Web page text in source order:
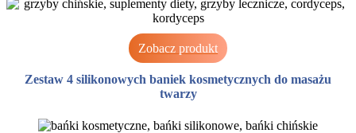
Zobacz produkt
Zestaw 4 silikonowych baniek kosmetycznych do masażu
twarzy